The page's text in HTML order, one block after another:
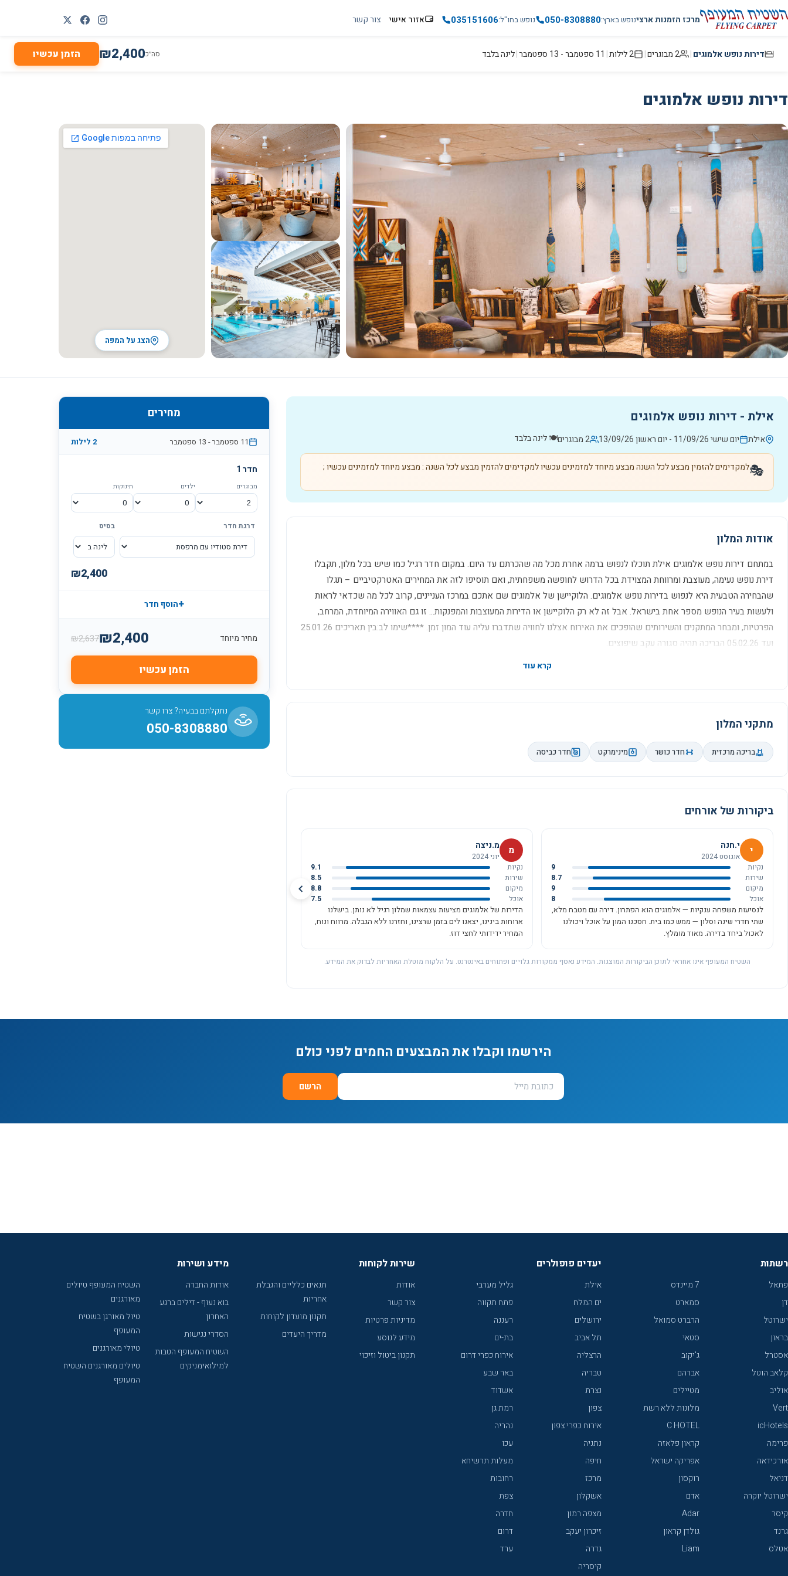
מרכז הזמנות ארצינופש בארץ050-8308880 נופש בחו"ל035151606 אזור אישי צור קשר
דירות נופש אלמוגים| 2 מבוגרים |
2לילות| 11 ספטמבר - 13 ספטמבר |לינה בלבד סה״כ ₪2,400 הזמן עכשיו
דירות נופש אלמוגים
הצג על המפה
אילת - דירות נופש אלמוגים
אילת יום שישי 11/09/26 - יום ראשון 13/09/26 2 מבוגרים 🍽️לינה בלבד
🎭למקדימים להזמין מבצע לכל השנה מבצע מיוחד למזמינים עכשיו למקדימים להזמין מבצע לכל השנה : מבצע מיוחד למזמינים עכשיו ;
אודות המלון
במתחם דירות נופש אלמוגים אילת תוכלו לנפוש ברמה אחרת מכל מה שהכרתם עד היום. במקום חדר רגיל כמו שיש בכל מלון, תקבלו
דירת נופש נעימה, מעוצבת ומרווחת המצוידת בכל הדרוש לחופשה משפחתית, ואם תוסיפו לזה את המחירים האטרקטיביים – תגלו
שהבחירה הטבעית היא לנפוש בדירות נופש אלמוגים. הלוקיישן של אלמוגים שם אתכם במרכז העניינים, קרוב לכל מה שכדאי לראות
ולעשות בעיר הנופש מספר אחת בישראל. אבל זה לא רק הלוקיישן או הדירות המעוצבות והמפנקות… זו גם האווירה המיוחדת, המרחב,
הפרטיות, ומבחר המתקנים והשירותים שהופכים את האירוח אצלנו לחוויה שתדברו עליה עוד המון זמן. ****שימו לב:בין תאריכים 25.01.26
ועד 05.02.26 הבריכה תהיה סגורה עקב שיפוצים.
מתקני המלון
בריכה מרכזית חדר כושר מינימרקט חדר כביסה
ביקורות של אורחים
י י.חנה
אוגוסט 2024
נקיות
9
שירות
8.7
מיקום
9
אוכל
8
לנסיעות משפחה ענקיות — אלמוגים הוא הפתרון. דירה עם מטבח מלא,
שתי חדרי שינה וסלון — ממש כמו בית. חסכנו המון על אוכל ויכולנו
לאכול ביחד בדירה. מאוד מומלץ.
מ מ.ניצה
יוני 2024
נקיות
9.1
שירות
8.5
מיקום
8.8
אוכל
7.5
הדירות של אלמוגים מציעות עצמאות שמלון רגיל לא נותן. בישלנו
ארוחות בינינו, יצאנו לים בזמן שרצינו, וחזרנו ללא הגבלה. מרווח ונוח,
המחיר ידידותי לחצי דוז.
השטיח המעופף אינו אחראי לתוכן הביקורות המוצגות. המידע נאסף ממקורות גלויים ופתוחים באינטרנט. על הלקוח מוטלת האחריות לבדוק את המידע.
מחירים
11 ספטמבר - 13 ספטמבר 2 לילות
חדר 1
מבוגרים ילדים תינוקות
דרגת חדר בסיס
₪2,400
+הוסף חדר
מחיר מיוחד ₪2,400
₪2,637
הזמן עכשיו
נתקלתם בבעיה? צרו קשר
050-8308880
הירשמו וקבלו את המבצעים החמים לפני כולם
הרשם
רשתות
פתאל
דן
ישרוטל
בראון
אסטרל
קלאב הוטל
אוליב
Vert
icHotels
פרימה
אורכידאה
דניאל
ישרוטל יוקרה
קיסר
גרנד
אטלס
7 מיינדס
סמארט
הרברט סמואל
סטאי
ג'יקוב
אברהם
מטיילים
מלונות ללא רשת
C HOTEL
קראון פלאזה
אפריקה ישראל
רוקסון
אדם
Adar
גולדן קראון
Liam
יעדים פופולרים
אילת
ים המלח
ירושלים
תל אביב
הרצליה
טבריה
נצרת
צפון
אירוח כפרי צפון
נתניה
חיפה
מרכז
אשקלון
מצפה רמון
זיכרון יעקב
גדרה
קיסריה
גליל מערבי
פתח תקווה
רעננה
בת-ים
אירוח כפרי דרום
באר שבע
אשדוד
רמת גן
נהריה
עכו
מעלות תרשיחא
רחובות
צפת
חדרה
דרום
ערד
שירות לקוחות
אודות
צור קשר
מדיניות פרטיות
מידע לנוסע
תקנון ביטול וזיכוי
תנאים כלליים והגבלת
אחריות
תקנון מועדון לקוחות
מדריך היעדים
מידע ושירות
אודות החברה
בוא נעוף - דילים ברגע
האחרון
הסדרי נגישות
השטיח המעופף הטבות
למילואימניקים
השטיח המעופף טיולים
מאורגנים
טיול מאורגן בשטיח
המעופף
טיולי מאורגנים
טיולים מאורגנים השטיח
המעופף